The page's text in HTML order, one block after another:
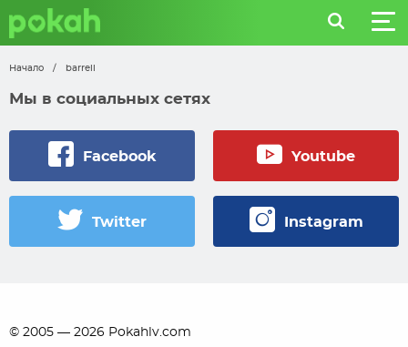
Начало / barrell
Мы в социальных сетях
Facebook Youtube
Twitter Instagram
© 2005 — 2026 Pokahlv.com